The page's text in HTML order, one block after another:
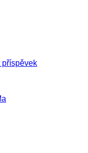
příspěvek